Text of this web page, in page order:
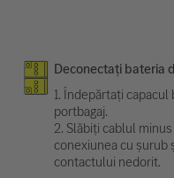
Deconectați bateria
1. Îndepărtați capacul
portbagaj.
2. Slăbiți cablul
conexiunea cu șurub
contactului nedorit.